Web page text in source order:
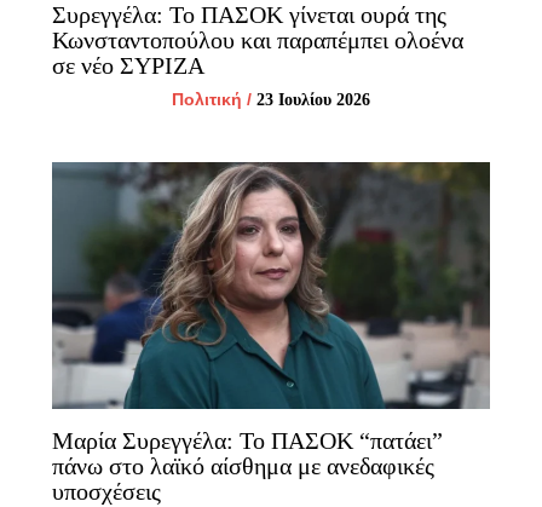
Συρεγγέλα: Το ΠΑΣΟΚ γίνεται ουρά της
Κωνσταντοπούλου και παραπέμπει ολοένα
σε νέο ΣΥΡΙΖΑ
Πολιτική / 23 Ιουλίου 2026
Μαρία Συρεγγέλα: Το ΠΑΣΟΚ “πατάει”
πάνω στο λαϊκό αίσθημα με ανεδαφικές
υποσχέσεις